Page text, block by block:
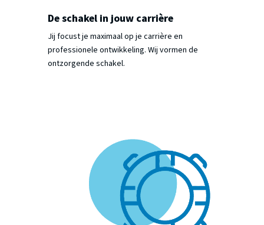
De schakel in jouw carrière
Jij focust je maximaal op je carrière en
professionele ontwikkeling. Wij vormen de
ontzorgende schakel.